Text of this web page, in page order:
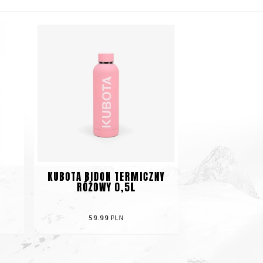
KUBOTA BIDON TERMICZNY
RÓŻOWY 0,5L
59.99 PLN